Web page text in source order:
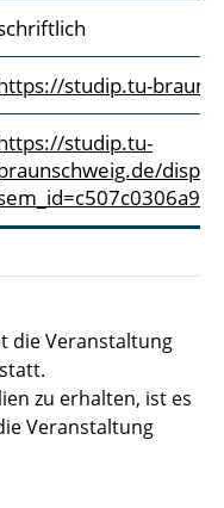
studip.tu-
studip.tu-
die Veranstaltung
statt.
zu erhalten, ist es
Veranstaltung